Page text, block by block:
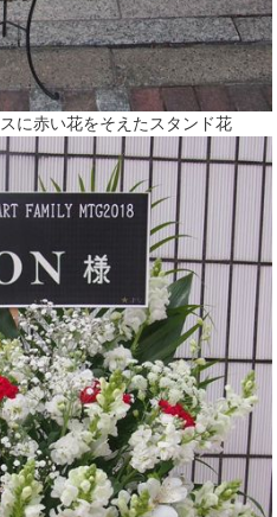
に赤い花をそえたスタンド花